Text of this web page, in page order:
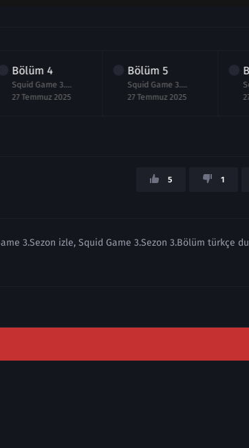
Bölüm4
Squid Game 3.Sezon 4.Bölüm izle
27 Temmuz 2025
Bölüm5
Squid Game 3.Sezon 5.Bölüm Full izle
27 Temmuz 2025
5 1
3.Sezon izle, Squid Game 3.Sezon 3.Bölüm türkçe